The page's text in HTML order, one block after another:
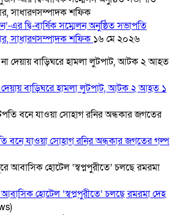
এর দ্বি-বার্ষিক সম্মেলন অনুষ্ঠিত সভাপতি
সাধারণসম্পাদক শফিক ১৬ মে ২০২৬
দেয়ায় বাড়িঘরে হামলা লুটপাট, আটক ২ আহত ১
বনে যাওয়া সোহাগ রনির অন্ধকার জগতের গল্প
হোটেল ‘স্বপ্নপুরীতে’ চলছে রমরমা দেহ